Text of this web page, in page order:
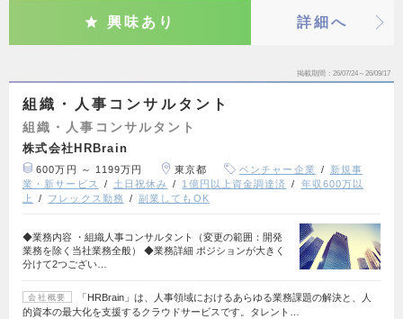
興味あり 詳細へ
掲載期間 26/07/24～26/09/17
組織・人事コンサルタント
組織・人事コンサルタント
株式会社HRBrain
600万円 ～ 1199万円 東京都 ベンチャー企業
新規事
業・新サービス
土日祝休み 1億円以上資金調達済
年収600万以
上
フレックス勤務 副業してもOK
◆業務内容 ・組織人事コンサルタント（変更の範囲：開発
業務を除く当社業務全般） ◆業務詳細 ポジションが大きく
分けて2つござい…
会社概要
「HRBrain」は、人事領域におけるあらゆる業務課題の解決と、人
的資本の最大化を支援するクラウドサービスです。タレント…